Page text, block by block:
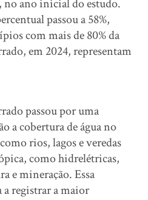
ano inicial do estudo.
passou a 58%,
com mais de 80% da
em 2024, representam
passou por uma
a cobertura de água no
rios, lagos e veredas
como hidrelétricas,
e mineração. Essa
registrar a maior